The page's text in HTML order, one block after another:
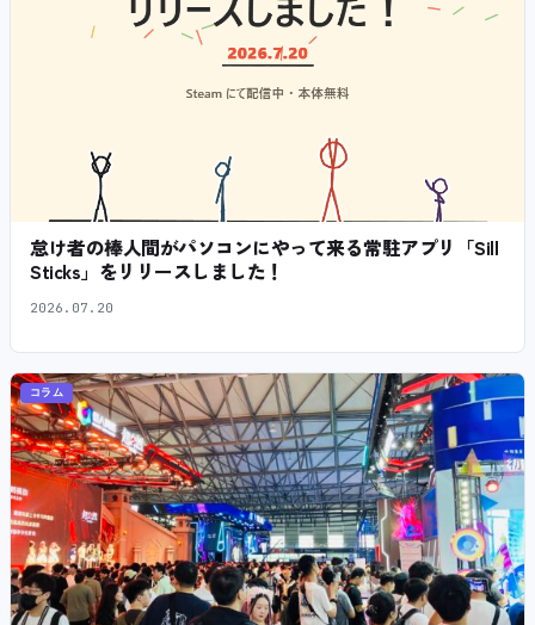
怠け者の棒人間がパソコンにやって来る常駐アプリ「Sill
Sticks」をリリースしました！
2026.07.20
コラム